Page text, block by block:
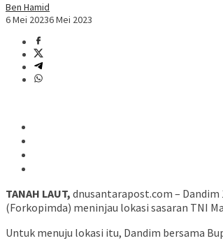
Ben Hamid
6 Mei 20236 Mei 2023
TANAH LAUT, dnusantarapost.com –
(Forkopimda) meninjau lokasi sasaran TNI
Untuk menuju lokasi itu, Dandim bersama